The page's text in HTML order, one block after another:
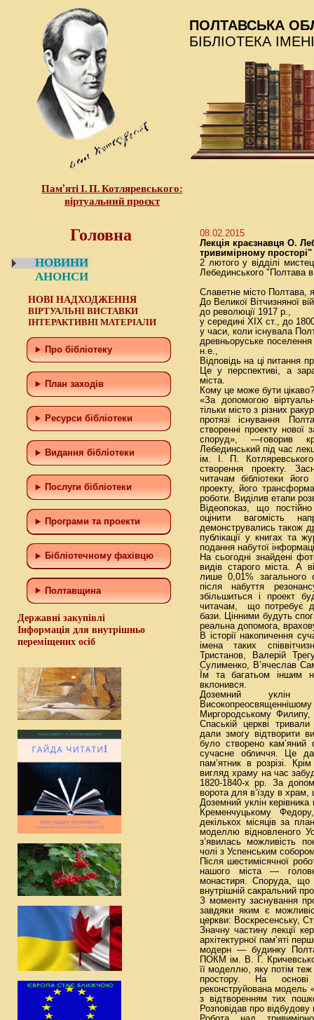
Пам’яті І. П. Котляревського:
віртуальний проєкт
ПОЛТАВСЬКА
БІБЛІОТЕКА
Головна
НОВИНИ
АНОНСИ
НОВІ НАДХОДЖЕННЯ
ВІРТУАЛЬНІ ВИСТАВКИ
ІНТЕРАКТИВНІ МАТЕРІАЛИ
Про бібліотеку
План заходів
Ресурси бібліотеки
Видання бібліотеки
Послуги бібліотеки
Програми та проекти
Бiблiотечному фахiвцю
Полтавщина
Державні закупівлі
Інформація для внутрішньо
переміщених осіб
08.02.2015
Лекція краєзнавця О.
тривимірному просторі"
2 лютого у відділі
Лебединського "Полтава
Славетне місто Полтава,
До Великої Вітчизняної
до революції 1917 р.,
у середині ХІХ ст., до
у часи, коли існувала
древньоруське
н.е.,
Відповідь на ці питання
Це у перспективі, а
міста.
Кому це може бути цікаво?
«За допомогою
тільки місто з різних
протязі існування
створенні проекту нової
споруд», —говорив
Лебединський під час
ім. І. П.
створення проекту.
читачам бібліотеки
проекту, його
роботи. Виділив етапи
Відеопоказ, що
оцінити вагомість
демонструвались також
публікації у книгах та
подання набутої
На сьогодні знайдені
видів старого міста. А
лише 0,01% загального
після набуття
збільшиться і проект
читачам, що потребує
бази. Цінними будуть
реальна допомога,
В історії накопичення
імена таких
Тристанов, Валерій
Сулименко, В’ячеслав
Їм та багатьом іншим
вклонився.
Доземний уклін
Миргородському Филипу,
Спаській церкві тривали
дали змогу відтворити
було створено
сучасне обличчя. Це
пам’ятник в розрізі.
вигляд храму на час
1820-1840-х рр. За
ворота для в’їзду в
Доземний уклін
Кременчуцькому
декількох місяців за
моделлю відновленого
з’явилась можливість
чолі з Успенським
Після шестимісячної
нашого міста —
монастиря. Споруда, що
внутрішній сакральний
З моменту заснування
завдяки яким є
церкви: Воскресенську,
Значну частину лекції
архітектурної пам’яті
модерн — будинку
ПОКМ ім. В. Г.
її моделлю, яку потім
простору. На основі
реконструйована модель
з відтворенням тих
Розповідав про